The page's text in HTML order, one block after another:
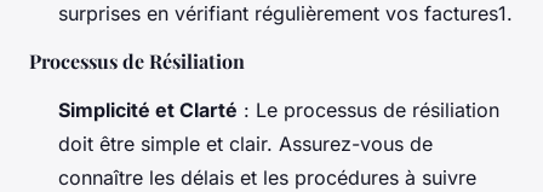
surprises en vérifiant régulièrement vos factures1.
Processus de Résiliation
Simplicité et Clarté : Le processus de résiliation
doit être simple et clair. Assurez-vous de
connaître les délais et les procédures à suivre